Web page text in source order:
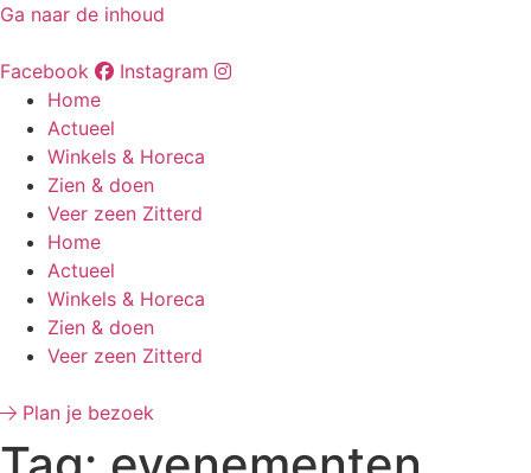
Ga naar de inhoud
Facebook
Instagram
Home
Actueel
Winkels & Horeca
Zien & doen
Veer zeen Zitterd
Home
Actueel
Winkels & Horeca
Zien & doen
Veer zeen Zitterd
Plan je bezoek